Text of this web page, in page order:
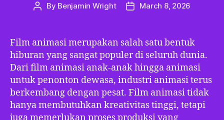
Post
By Benjamin Wright
PostMarch 8, 2026
Film animasi merupakan salah satu bentuk
hiburan yang sangat populer di seluruh dunia.
Dari film animasi anak-anak hingga animasi
untuk penonton dewasa, industri animasi terus
berkembang dengan pesat. Film animasi tidak
hanya membutuhkan kreativitas tinggi, tetapi
juga memerlukan proses produksi yang